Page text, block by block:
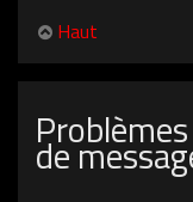
Haut
de